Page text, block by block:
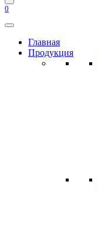
0
Главная
Продукция